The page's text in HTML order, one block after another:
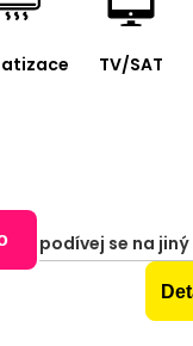
TV/SAT
podívej se na